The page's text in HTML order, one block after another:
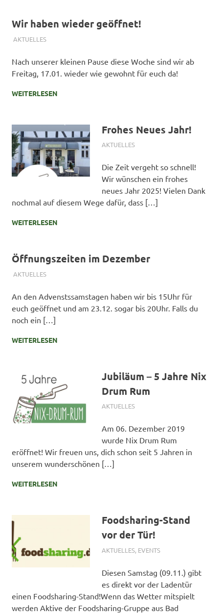
Wir haben wieder geöffnet!
17. JANUAR 2025
SIMONE SCHMIDT
AKTUELLES
Nach unserer kleinen Pause diese Woche sind wir ab
Freitag, 17.01. wieder wie gewohnt für euch da!
WEITERLESEN
Frohes Neues Jahr!
1. JANUAR 2025
SIMONE SCHMIDT
AKTUELLES
Die Zeit vergeht so schnell!
Wir wünschen ein frohes
neues Jahr 2025! Vielen Dank
nochmal auf diesem Wege dafür, dass […]
WEITERLESEN
Öffnungszeiten im Dezember
13. DEZEMBER 2024
SIMONE SCHMIDT
AKTUELLES
An den Advenstssamstagen haben wir bis 15Uhr für
euch geöffnet und am 23.12. sogar bis 20Uhr. Falls du
noch ein […]
WEITERLESEN
Jubiläum – 5 Jahre Nix
Drum Rum
30. NOVEMBER 2024
SIMONE SCHMIDT
AKTUELLES
Am 06. Dezember 2019
wurde Nix Drum Rum
eröffnet! Wir freuen uns, dich schon seit 5 Jahren in
unserem wunderschönen […]
WEITERLESEN
Foodsharing-Stand
vor der Tür!
8. NOVEMBER 2024
SIMONE SCHMIDT
AKTUELLES, EVENTS
Diesen Samstag (09.11.) gibt
es direkt vor der Ladentür
einen Foodsharing-Stand!Wenn das Wetter mitspielt
werden Aktive der Foodsharing-Gruppe aus Bad